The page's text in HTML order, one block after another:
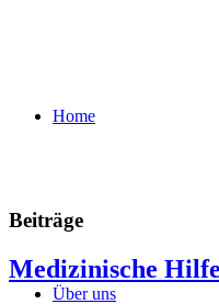
Home
Über uns
Beiträge
Medizinische